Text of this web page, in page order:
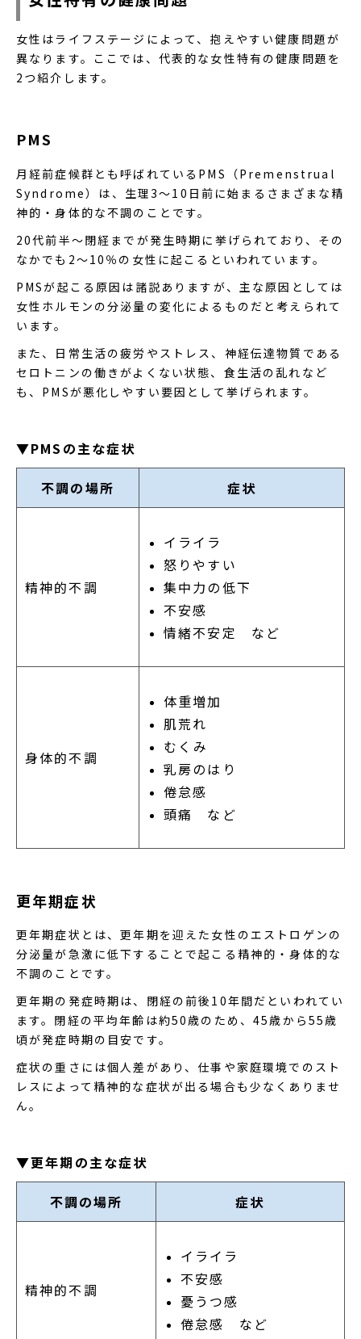
女性はライフステージによって、抱えやすい健康問題が
異なります。ここでは、代表的な女性特有の健康問題を
2つ紹介します。
PMS
月経前症候群とも呼ばれているPMS（Premenstrual
Syndrome）は、生理3〜10日前に始まるさまざまな精
神的・身体的な不調のことです。
20代前半〜閉経までが発生時期に挙げられており、その
なかでも2〜10％の女性に起こるといわれています。
PMSが起こる原因は諸説ありますが、主な原因としては
女性ホルモンの分泌量の変化によるものだと考えられて
います。
また、日常生活の疲労やストレス、神経伝達物質である
セロトニンの働きがよくない状態、食生活の乱れなど
も、PMSが悪化しやすい要因として挙げられます。
▼PMSの主な症状
不調の場所 症状
精神的不調
イライラ
怒りやすい
集中力の低下
不安感
情緒不安定 など
身体的不調
体重増加
肌荒れ
むくみ
乳房のはり
倦怠感
頭痛 など
更年期症状
更年期症状とは、更年期を迎えた女性のエストロゲンの
分泌量が急激に低下することで起こる精神的・身体的な
不調のことです。
更年期の発症時期は、閉経の前後10年間だといわれてい
ます。閉経の平均年齢は約50歳のため、45歳から55歳
頃が発症時期の目安です。
症状の重さには個人差があり、仕事や家庭環境でのスト
レスによって精神的な症状が出る場合も少なくありませ
ん。
▼更年期の主な症状
不調の場所 症状
精神的不調
イライラ
不安感
憂うつ感
倦怠感 など